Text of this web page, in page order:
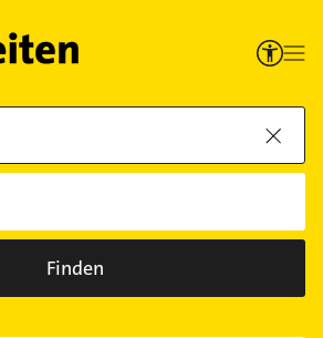
Finden